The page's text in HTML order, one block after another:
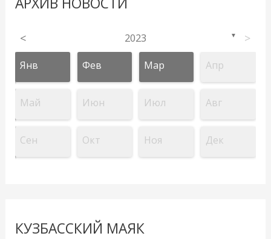
< 2023 ▼ >
Янв Фев Мар Апр
Май Июн Июл Авг
Сен Окт Ноя Дек
КУЗБАССКИЙ МАЯК